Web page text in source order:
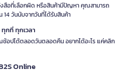
งสือที่เลือกผิด หรือสินค้ามีปัญหา คุณสามารถ
14 วันนับจากวันที่ได้รับสินค้า
กที่ ทุกเวลา
อปได้ตลอดวันตลอดคืน อยากได้อะไร แค่คลิก
Online